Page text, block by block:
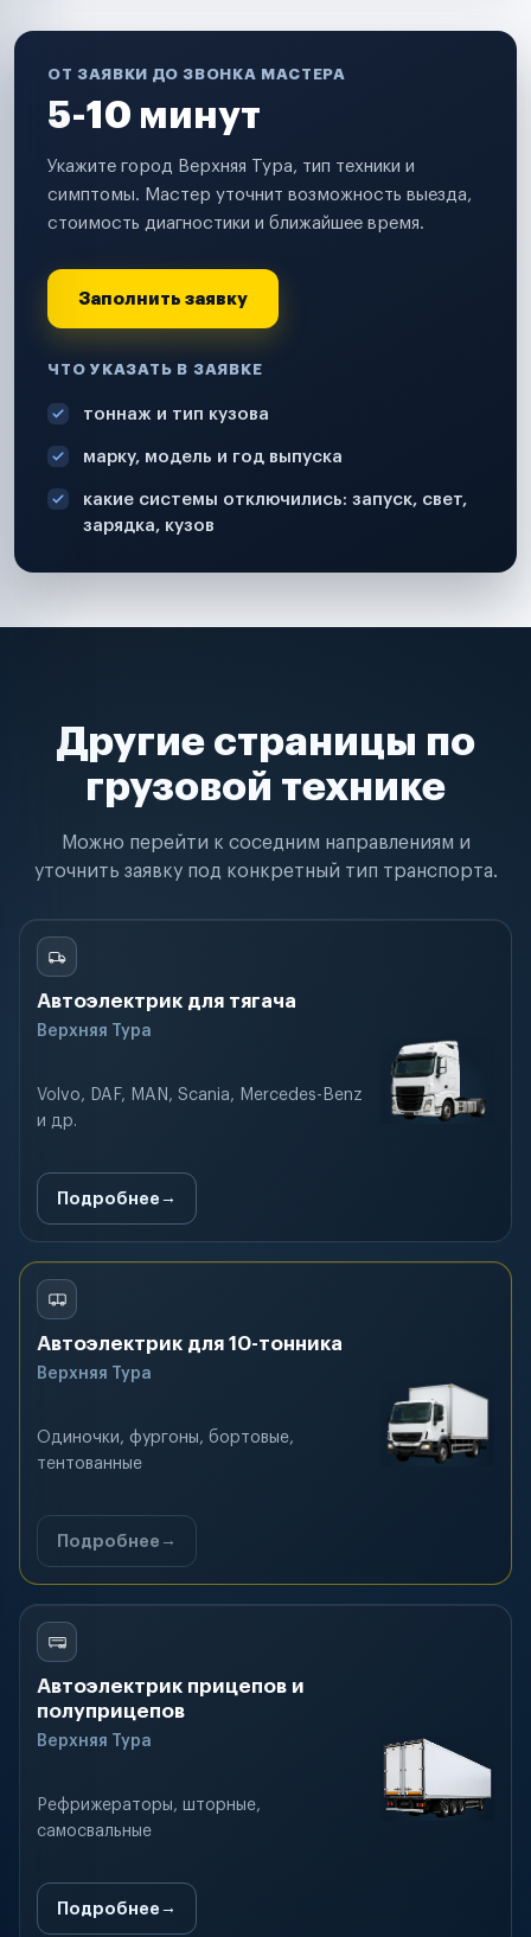
ОТ ЗАЯВКИ ДО ЗВОНКА МАСТЕРА
5-10 минут
Укажите город Верхняя Тура, тип техники и
симптомы. Мастер уточнит возможность выезда,
стоимость диагностики и ближайшее время.
Заполнить заявку
ЧТО УКАЗАТЬ В ЗАЯВКЕ
тоннаж и тип кузова
марку, модель и год выпуска
какие системы отключились: запуск, свет,
зарядка, кузов
Другие страницы по
грузовой технике
Можно перейти к соседним направлениям и
уточнить заявку под конкретный тип транспорта.
Автоэлектрик для тягача
Верхняя Тура
Volvo, DAF, MAN, Scania, Mercedes-Benz
и др.
Подробнее
Автоэлектрик для 10-тонника
Верхняя Тура
Одиночки, фургоны, бортовые,
тентованные
Подробнее
Автоэлектрик прицепов и
полуприцепов
Верхняя Тура
Рефрижераторы, шторные,
самосвальные
Подробнее